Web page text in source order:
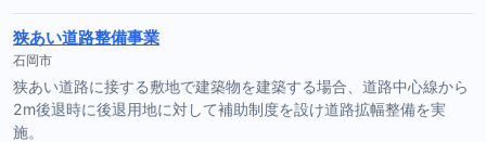
狭あい道路整備事業
石岡市
狭あい道路に接する敷地で建築物を建築する場合、道路中心線から
2m後退時に後退用地に対して補助制度を設け道路拡幅整備を実
施。